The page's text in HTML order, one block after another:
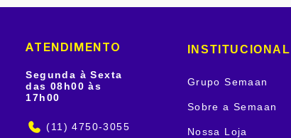
ATENDIMENTO
Segunda à Sexta
das 08h00 às
17h00
(11) 4750-3055
INSTITUCIONAL
Grupo Semaan
Sobre a Semaan
Nossa Loja